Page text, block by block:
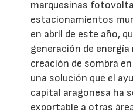
marquesinas
estacionamientos
en abril de este año,
generación de
creación de sombra
una solución que el
capital aragonesa ha
exportable a otras